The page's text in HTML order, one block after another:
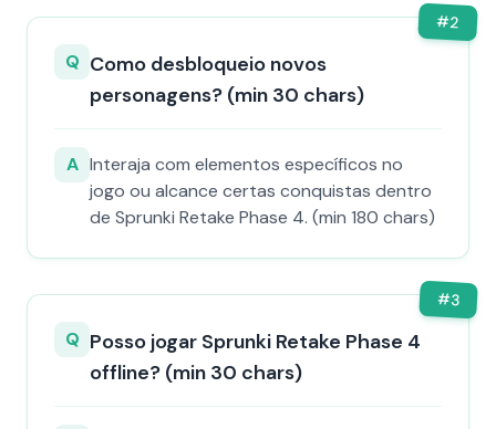
#2
Q Como desbloqueio novos
personagens? (min 30 chars)
A Interaja com elementos específicos no
jogo ou alcance certas conquistas dentro
de Sprunki Retake Phase 4. (min 180 chars)
#3
Q Posso jogar Sprunki Retake Phase 4
offline? (min 30 chars)